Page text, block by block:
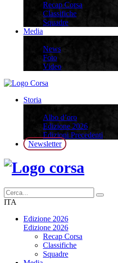
Recap Corsa
Classifiche
Squadre
Media
News
Foto
Video
Storia
Albo d’oro
Edizione 2026
Edizioni Precedenti
Newsletter
ITA
Edizione 2026
Edizione 2026
Recap Corsa
Classifiche
Squadre